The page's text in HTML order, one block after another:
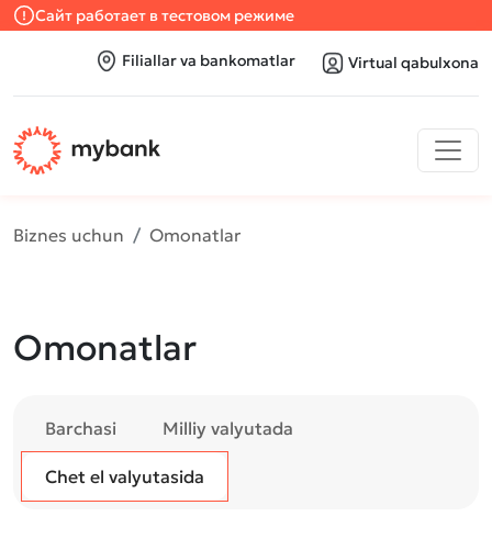
Сайт работает в тестовом режиме
Filiallar va bankomatlar Virtual qabulxona
Biznes uchun Omonatlar
Omonatlar
Barchasi Milliy valyutada
Chet el valyutasida